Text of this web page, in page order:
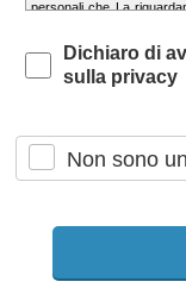
Dichiaro di
sulla privacy
Non sono